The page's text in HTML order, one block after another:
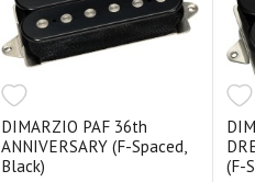
DIMARZIO PAF 36th
ANNIVERSARY (F-Spaced,
Black)
(F-